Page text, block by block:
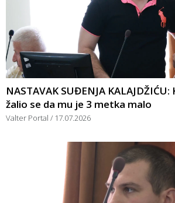
NASTAVAK SUĐENJA
žalio se da mu je 3 metka malo
Valter Portal 17.07.2026